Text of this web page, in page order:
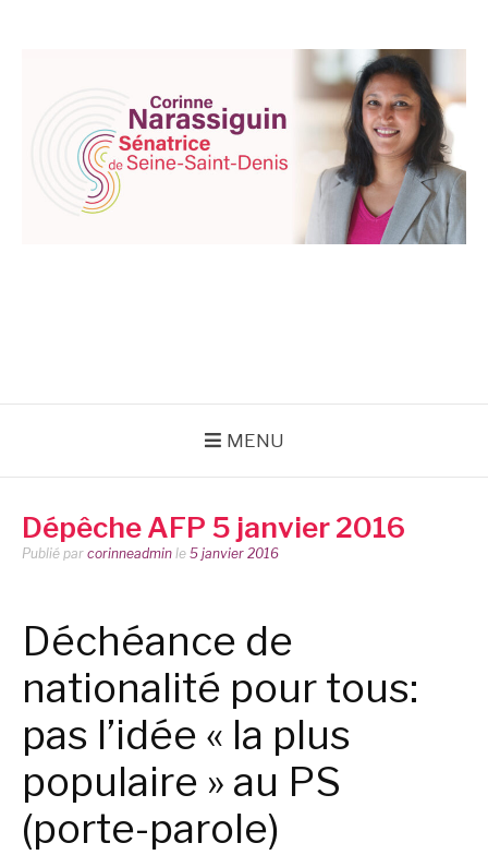
MENU
Dépêche AFP 5 janvier 2016
Publié par corinneadmin le 5 janvier 2016
Déchéance de
nationalité pour tous:
pas l’idée « la plus
populaire » au PS
(porte-parole)